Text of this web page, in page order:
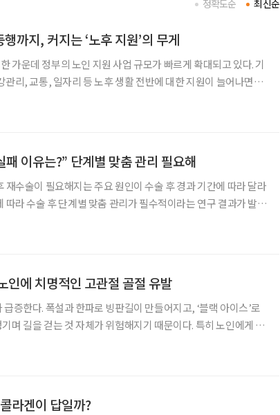
최신순
정확도순
까지, 커지는 ‘노후 지원’의 무게
가운데 정부의 노인 지원 사업 규모가 빠르게 확대되고 있다. 기
리, 교통, 일자리 등 노후 생활 전반에 대한 지원이 늘어나면서
이유는?” 단계별 맞춤 관리 필요해
재수술이 필요해지는 주요 원인이 수술 후 경과 기간에 따라 달라
따라 수술 후 단계별 맞춤 관리가 필수적이라는 연구 결과가 발표
인에 치명적인 고관절 골절 유발
증한다. 폭설과 한파로 빙판길이 만들어지고, ‘블랙 아이스’로
며 길을 걷는 것 자체가 위험해지기 때문이다. 특히 노인에게 낙
라겐이 답일까?